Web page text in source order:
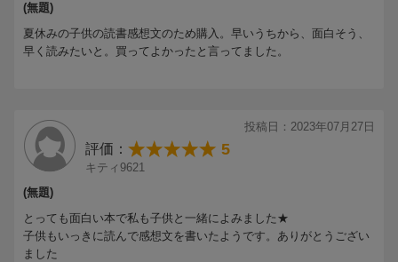
(無題)
夏休みの子供の読書感想文のため購入。早いうちから、面白そう、
早く読みたいと。買ってよかったと言ってました。
投稿日：2023年07月27日
評価： 5
キティ9621
(無題)
とっても面白い本で私も子供と一緒によみました★
子供もいっきに読んで感想文を書いたようです。ありがとうござい
ました